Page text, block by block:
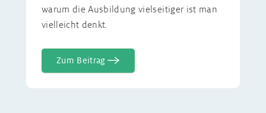
warum die Ausbildung vielseitiger ist man
vielleicht denkt.
Zum Beitrag